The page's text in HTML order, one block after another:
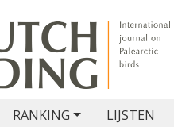
RANKING LIJSTEN